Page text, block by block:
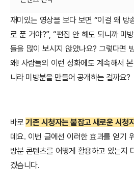
재미있는 영상을 보다 보면 “이걸 왜 방
로 푼 거야?”, “편집 안 해도 되니까 미
들을 많이 보시지 않았나요? 그렇다면
왜! 사람들의 이런 성화에도 계속해서
니라 미방분을 만들어 공개하는 걸까요?
바로기존 시청자는 붙잡고 새로운 시청
데요. 이번 글에선 이러한 효과를 얻기
방분 콘텐츠를 어떻게 활용하고 있는지
겠습니다.